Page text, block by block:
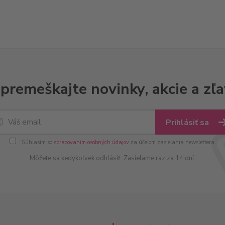
novinky, akcie a
Prihlásiť sa
Súhlasím so spracovaním osobných údajovza účelom zasielania newslettera.
Môžete sa kedykoľvek odhlásiť. Zasielame raz za 14 dní.